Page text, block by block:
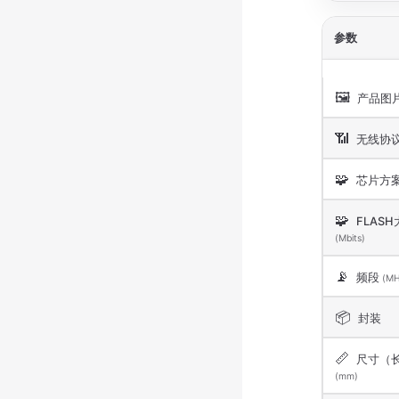
参数
🖼️ 产品图
📶 无线协
🧩 芯片方
🧩 FLASH
(Mbits)
📡 频段
📦 封装
📏 尺寸（
(mm)